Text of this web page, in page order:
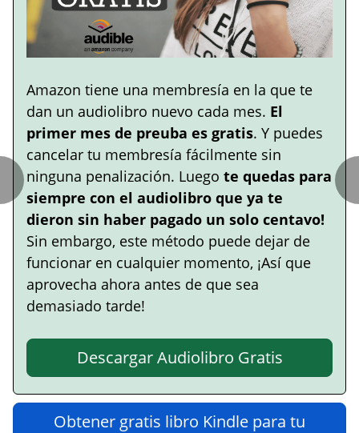
Amazon tiene una membresía en la que te
dan un audiolibro nuevo cada mes. El
primer mes de preuba es gratis. Y puedes
cancelar tu membresía fácilmente sin
ninguna penalización. Luego te quedas para
siempre con el audiolibro que ya te
dieron sin haber pagado un solo centavo!
Sin embargo, este método puede dejar de
funcionar en cualquier momento, ¡Así que
aprovecha ahora antes de que sea
demasiado tarde!
Descargar Audiolibro Gratis
Obtener gratis libro Kindle para tu